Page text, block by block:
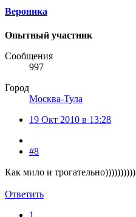
Вероника
Опытный участник
Сообщения
997
Город
Москва-Тула
19 Окт 2010 в 13:28
#8
Как мило и трогательно))))))))))
Ответить
1